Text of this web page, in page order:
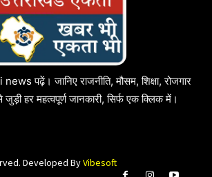
पढ़ें। जानिए राजनीति, मौसम, शिक्षा, रोजगार
हर महत्वपूर्ण जानकारी, सिर्फ एक क्लिक में।
Developed ByVibesoft